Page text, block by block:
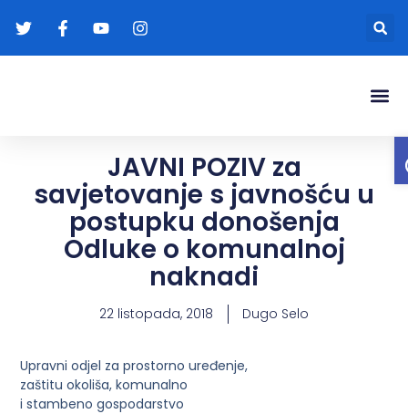
JAVNI POZIV za
savjetovanje s javnošću u
postupku donošenja
Odluke o komunalnoj
naknadi
22 listopada, 2018 Dugo Selo
Upravni odjel za prostorno uređenje,
zaštitu okoliša, komunalno
i stambeno gospodarstvo